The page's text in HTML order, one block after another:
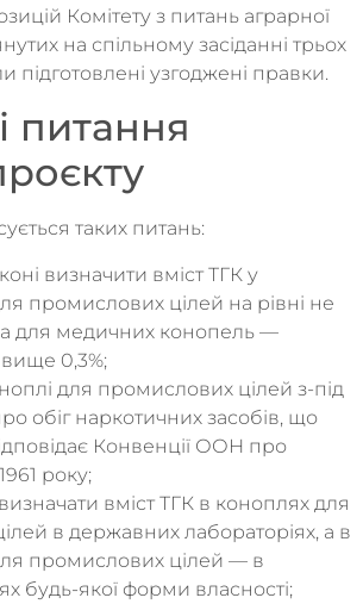
Комітету з питань аграрної
на спільному засіданні трьох
підготовлені узгоджені правки.
питання
таких питань:
визначити вміст ТГК у
промислових цілей на рівні не
для медичних конопель —
вище 0,3%;
для промислових цілей з-під
обіг наркотичних засобів, що
Конвенції ООН про
року;
вміст ТГК в коноплях для
в державних лабораторіях, а в
промислових цілей — в
будь-якої форми власності;